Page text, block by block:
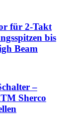
für 2-Takt
bis
Beam
–
Sherco